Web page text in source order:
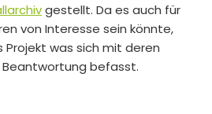
gestellt. Da es auch für
von Interesse sein könnte,
was sich mit deren
befasst.